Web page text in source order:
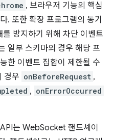
, 브라우저 기능의 핵심
. 또한 확장 프로그램의 동기
방지하기 위해 차단 이벤트
일부 스키마의 경우 해당 프
한 이벤트 집합이 제한될 수
경우 onBeforeRequest ,
, onErrorOccurred
는 WebSocket 핸드셰이